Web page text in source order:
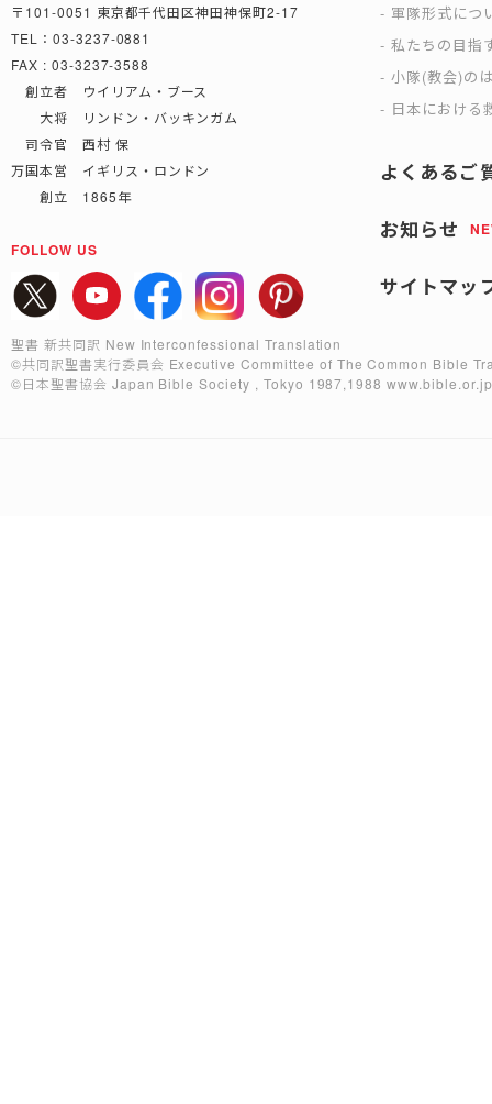
〒101-0051 東京都千代田区神田神保町2-17
TEL：03-3237-0881
FAX : 03-3237-3588
創立者 ウイリアム・ブース
大将 リンドン・バッキンガム
司令官 西村 保
万国本営 イギリス・ロンドン
創立 1865年
FOLLOW US
軍隊形式につ
私たちの目指
小隊(教会)の
日本における
よくあるご
お知らせ
サイトマッ
聖書 新共同訳 New Interconfessional Translation
©共同訳聖書実行委員会 Executive Committee of The Common Bible
©日本聖書協会 Japan Bible Society , Tokyo 1987,1988www.bible.or.jp